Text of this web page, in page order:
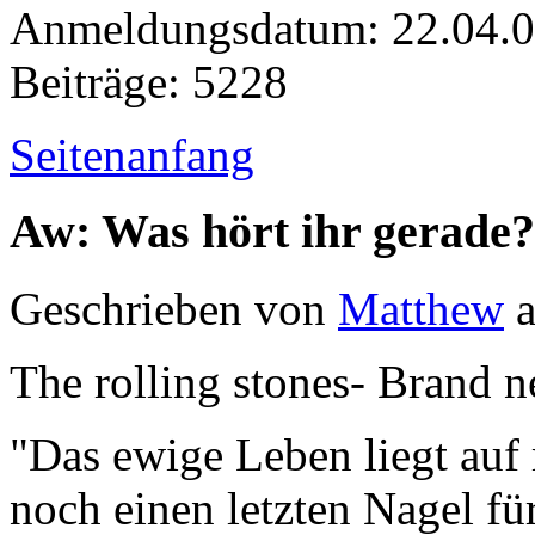
Anmeldungsdatum:
Beiträge: 5228
Seitenanfang
Aw: Was hört ihr gerade?
Geschrieben von Matthew
The rolling stones- Brand
"Das ewige Leben liegt
noch einen letzten Nagel